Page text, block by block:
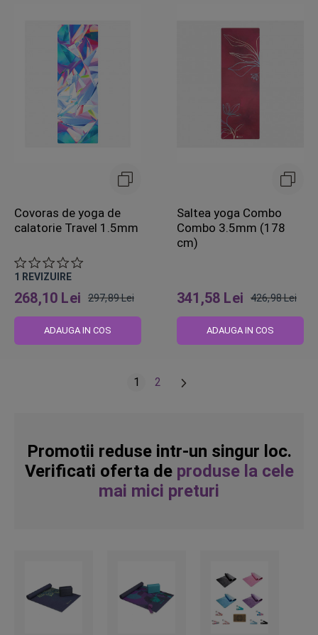
Covoras de yoga de
calatorie Travel 1.5mm
1 REVIZUIRE
268,10 Lei
obisnuit
297,89 Lei
ADAUGA IN COS
Saltea yoga Combo
Combo 3.5mm (178
cm)
341,58 Lei
obisnuit
426,98 Lei
ADAUGA IN COS
in prezent, cititi pagina
1 Pagina
2 PaginaUrmatorul
Promotii reduse intr-un singur loc.
Verificati oferta de produse la cele
mai mici preturi